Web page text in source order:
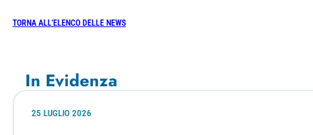
TORNA ALL'ELENCO DELLE NEWS
In Evidenza
25 LUGLIO 2026